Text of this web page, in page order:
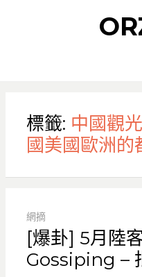
標籤: 中國觀
國美國歐洲的
網摘
[爆卦] 5月陸
Gossiping –